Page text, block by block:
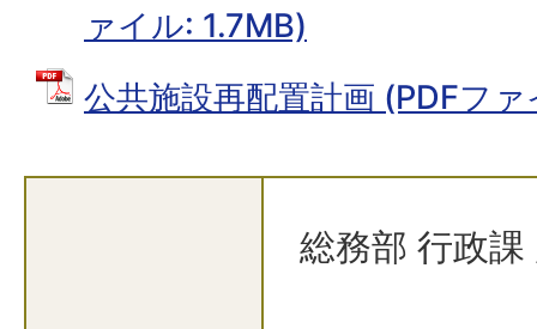
ァイル: 1.7MB)
公共施設再配置計画 (PDFフ
総務部 行政課